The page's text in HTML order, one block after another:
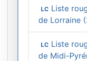
LC Liste
de Lorraine
LC Liste
de Midi-